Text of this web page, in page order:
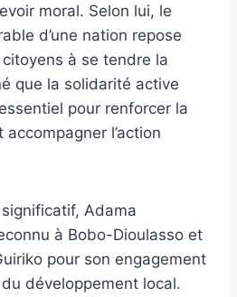
moral. Selon lui, le
d’une nation repose
à se tendre la
que la solidarité active
pour renforcer la
l’action
Adama
à Bobo-Dioulasso et
pour son engagement
développement local.